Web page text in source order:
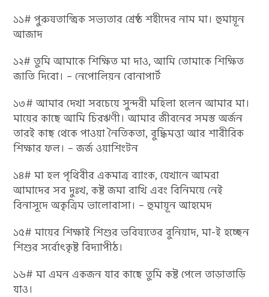
১১# পুরুষতান্ত্রিক সভ্যতার শ্রেষ্ঠ শহীদের নাম মা। হুমায়ূন
আজাদ
১২# তুমি আমাকে শিক্ষিত মা দাও, আমি তোমাকে শিক্ষিত
জাতি দিবো। – নেপোলিয়ন বোনাপার্ট
১৩# আমার দেখা সবচেয়ে সুন্দরী মহিলা হলেন আমার মা।
মায়ের কাছে আমি চিরঋণী। আমার জীবনের সমস্ত অর্জন
তারই কাছ থেকে পাওয়া নৈতিকতা, বুদ্ধিমত্তা আর শারীরিক
শিক্ষার ফল। – জর্জ ওয়াশিংটন
১৪# মা হল পৃথিবীর একমাত্র ব্যাংক, যেখানে আমরা
আমাদের সব দুঃখ, কষ্ট জমা রাখি এবং বিনিময়ে নেই
বিনাসূদে অকৃত্রিম ভালোবাসা। – হুমায়ূন আহমেদ
১৫# মায়ের শিক্ষাই শিশুর ভবিষ্যতের বুনিয়াদ, মা-ই হচ্ছেন
শিশুর সর্বোৎকৃষ্ট বিদ্যাপীঠ।
১৬# মা এমন একজন যার কাছে তুমি কষ্ট পেলে তাড়াতাড়ি
যাও।